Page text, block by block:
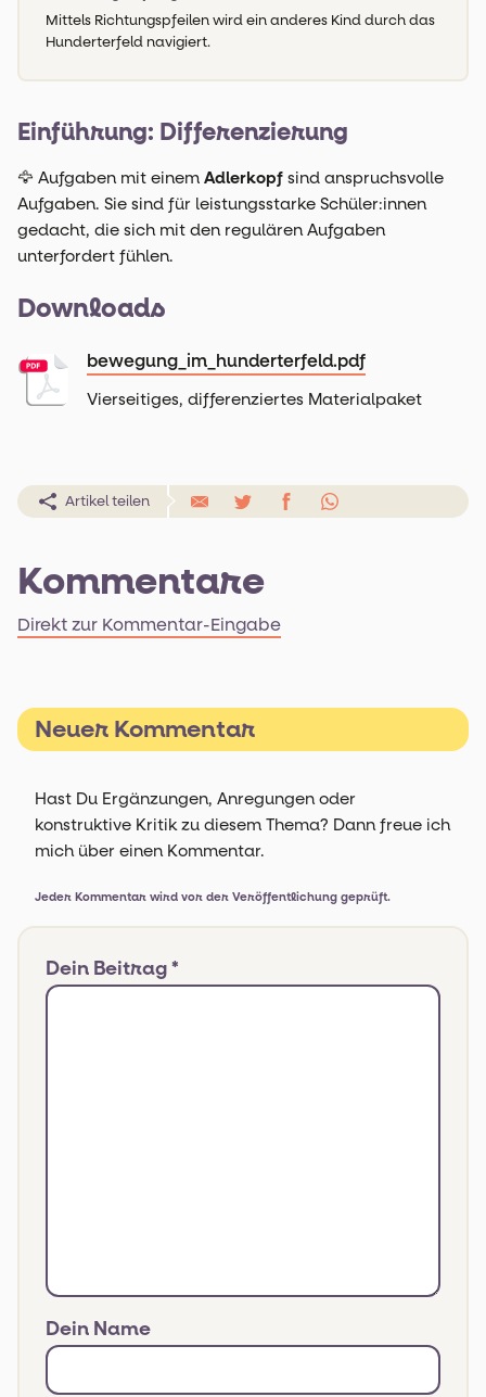
Mittels Richtungspfeilen wird ein anderes Kind durch das
Hunderterfeld navigiert.
Einführung: Differenzierung
🦅 Aufgaben mit einem Adlerkopf sind anspruchsvolle
Aufgaben. Sie sind für leistungsstarke Schüler:innen
gedacht, die sich mit den regulären Aufgaben
unterfordert fühlen.
Downloads
bewegung_im_hunderterfeld.pdf
Vierseitiges, differenziertes Materialpaket
Artikel teilen
Kommentare
Direkt zur Kommentar-Eingabe
Neuer Kommentar
Hast Du Ergänzungen, Anregungen oder
konstruktive Kritik zu diesem Thema? Dann freue ich
mich über einen Kommentar.
Jeder Kommentar wird vor der Veröffentlichung geprüft.
Dein Beitrag *
Dein Name